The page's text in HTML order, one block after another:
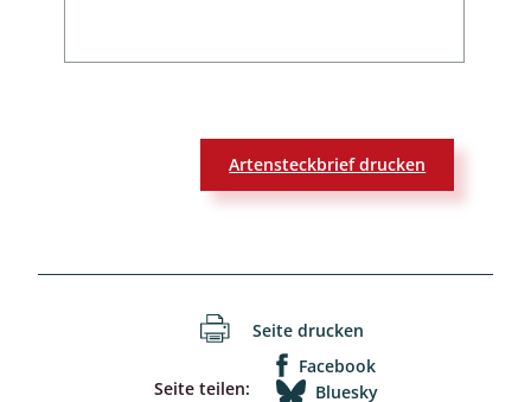
Artensteckbrief drucken
Seite drucken
Seite teilen:
Facebook
Bluesky